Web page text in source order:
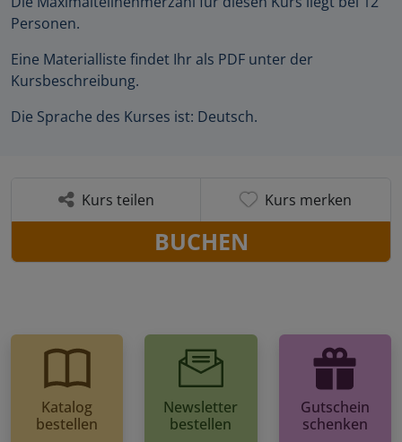
Personen.
Eine Materialliste findet Ihr als PDF unter der
Kursbeschreibung.
Die Sprache des Kurses ist: Deutsch.
Kurs teilen Kurs merken
BUCHEN
Katalog
bestellen
Newsletter
bestellen
Gutschein
schenken